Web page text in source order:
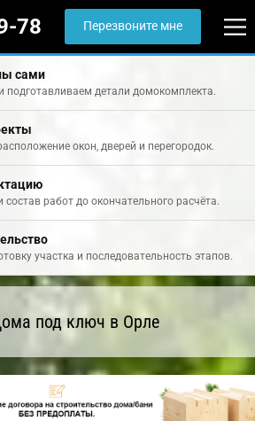
78 Перезвоните мне
сами
подготавливаем детали домокомплекта.
окон, дверей и перегородок.
работ до окончательного расчёта.
участка и последовательность этапов.
под ключ в Орле